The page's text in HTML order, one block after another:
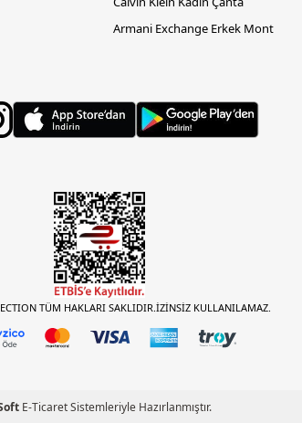
Armani Exchange Erkek Mont
TÜM HAKLARI SAKLIDIR.İZİNSİZ KULLANILAMAZ.
E-TicaretSistemleriyle Hazırlanmıştır.